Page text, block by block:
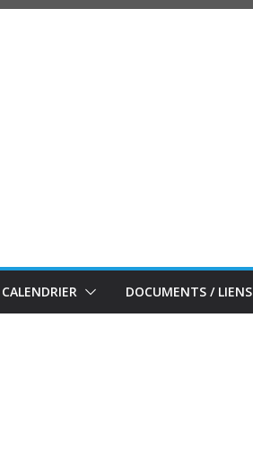
CALENDRIER DOCUMENTS / LIENS